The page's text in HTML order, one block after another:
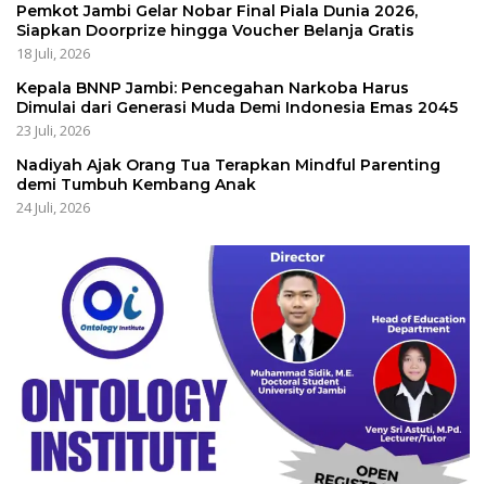
Pemkot Jambi Gelar Nobar Final Piala Dunia 2026,
Siapkan Doorprize hingga Voucher Belanja Gratis
18 Juli, 2026
Kepala BNNP Jambi: Pencegahan Narkoba Harus
Dimulai dari Generasi Muda Demi Indonesia Emas 2045
23 Juli, 2026
Nadiyah Ajak Orang Tua Terapkan Mindful Parenting
demi Tumbuh Kembang Anak
24 Juli, 2026